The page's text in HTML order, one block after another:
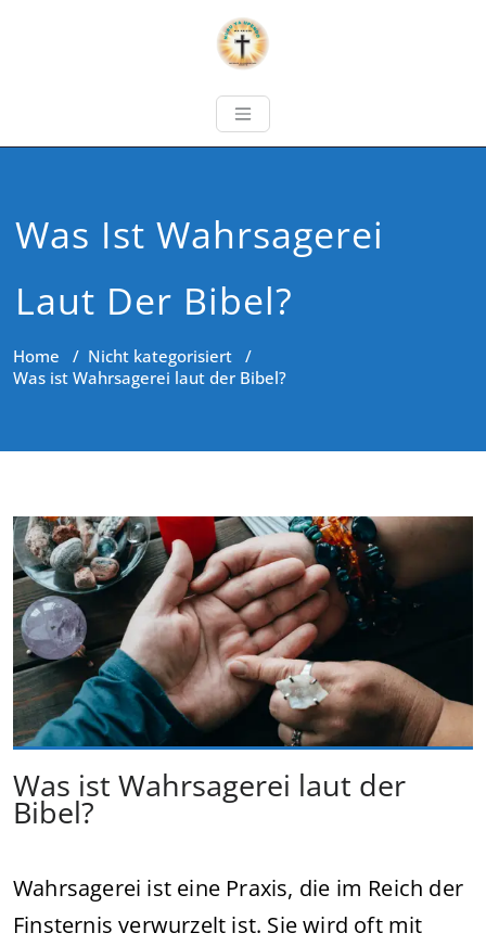
Was Ist Wahrsagerei
Laut Der Bibel?
Home / Nicht kategorisiert /
Was ist Wahrsagerei laut der Bibel?
Was ist Wahrsagerei laut der
Bibel?
Wahrsagerei ist eine Praxis, die im Reich der
Finsternis verwurzelt ist. Sie wird oft mit